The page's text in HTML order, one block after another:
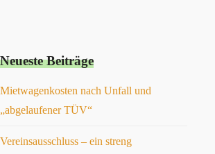
Neueste Beiträge
Mietwagenkosten nach Unfall und
„abgelaufener TÜV“
Vereinsausschluss – ein streng